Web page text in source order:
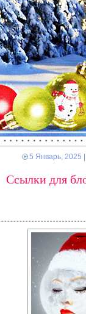
5 Январь, 2025
Ссылки для